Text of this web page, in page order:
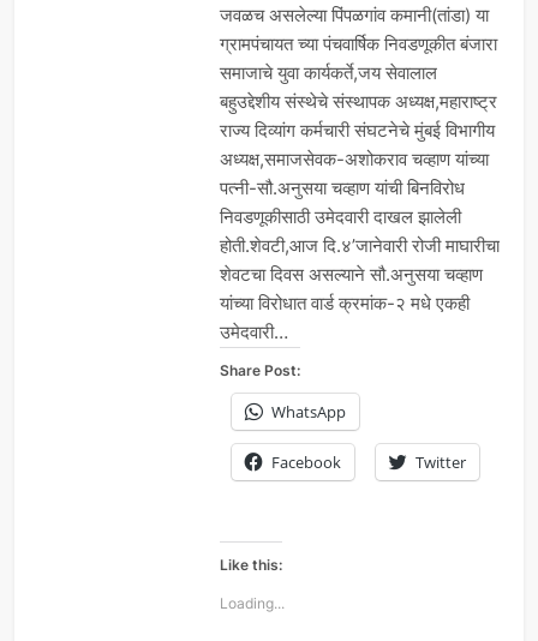
जवळच असलेल्या पिंपळगांव कमानी(तांडा) या
ग्रामपंचायत च्या पंचवार्षिक निवडणूकीत बंजारा
समाजाचे युवा कार्यकर्ते,जय सेवालाल
बहुउद्देशीय संस्थेचे संस्थापक अध्यक्ष,महाराष्ट्र
राज्य दिव्यांग कर्मचारी संघटनेचे मुंबई विभागीय
अध्यक्ष,समाजसेवक-अशोकराव चव्हाण यांच्या
पत्नी-सौ.अनुसया चव्हाण यांची बिनविरोध
निवडणूकीसाठी उमेदवारी दाखल झालेली
होती.शेवटी,आज दि.४’जानेवारी रोजी माघारीचा
शेवटचा दिवस असल्याने सौ.अनुसया चव्हाण
यांच्या विरोधात वार्ड क्रमांक-२ मधे एकही
उमेदवारी…
Share Post:
WhatsApp
Facebook Twitter
Like this:
Loading...